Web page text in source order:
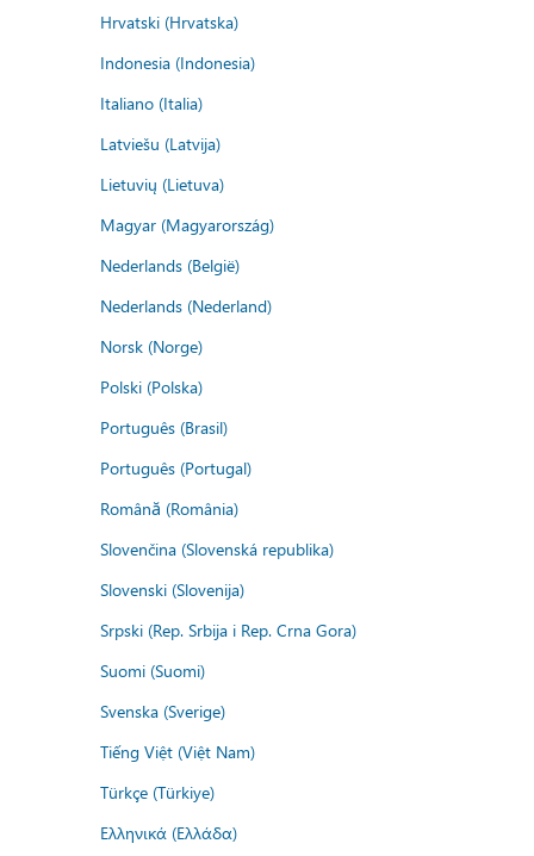
Hrvatski (Hrvatska)
Indonesia (Indonesia)
Italiano (Italia)
Latviešu (Latvija)
Lietuvių (Lietuva)
Magyar (Magyarország)
Nederlands (België)
Nederlands (Nederland)
Norsk (Norge)
Polski (Polska)
Português (Brasil)
Português (Portugal)
Română (România)
Slovenčina (Slovenská republika)
Slovenski (Slovenija)
Srpski (Rep. Srbija i Rep. Crna Gora)
Suomi (Suomi)
Svenska (Sverige)
Tiếng Việt (Việt Nam)
Türkçe (Türkiye)
Ελληνικά (Ελλάδα)